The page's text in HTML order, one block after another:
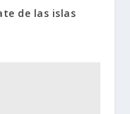
de las islas